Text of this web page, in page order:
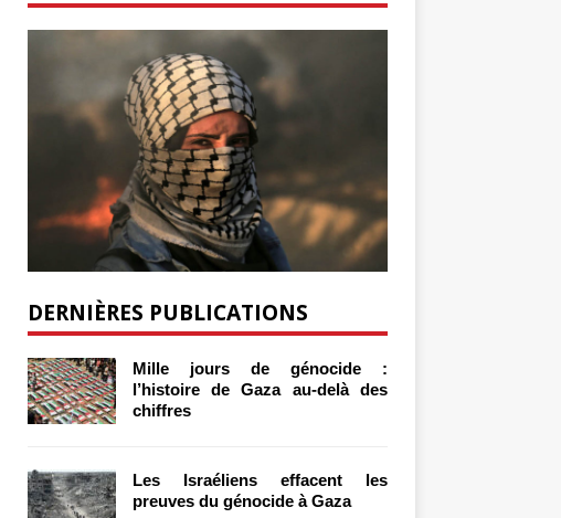
DERNIÈRES PUBLICATIONS
Mille jours de génocide :
l’histoire de Gaza au-delà des
chiffres
Les Israéliens effacent les
preuves du génocide à Gaza